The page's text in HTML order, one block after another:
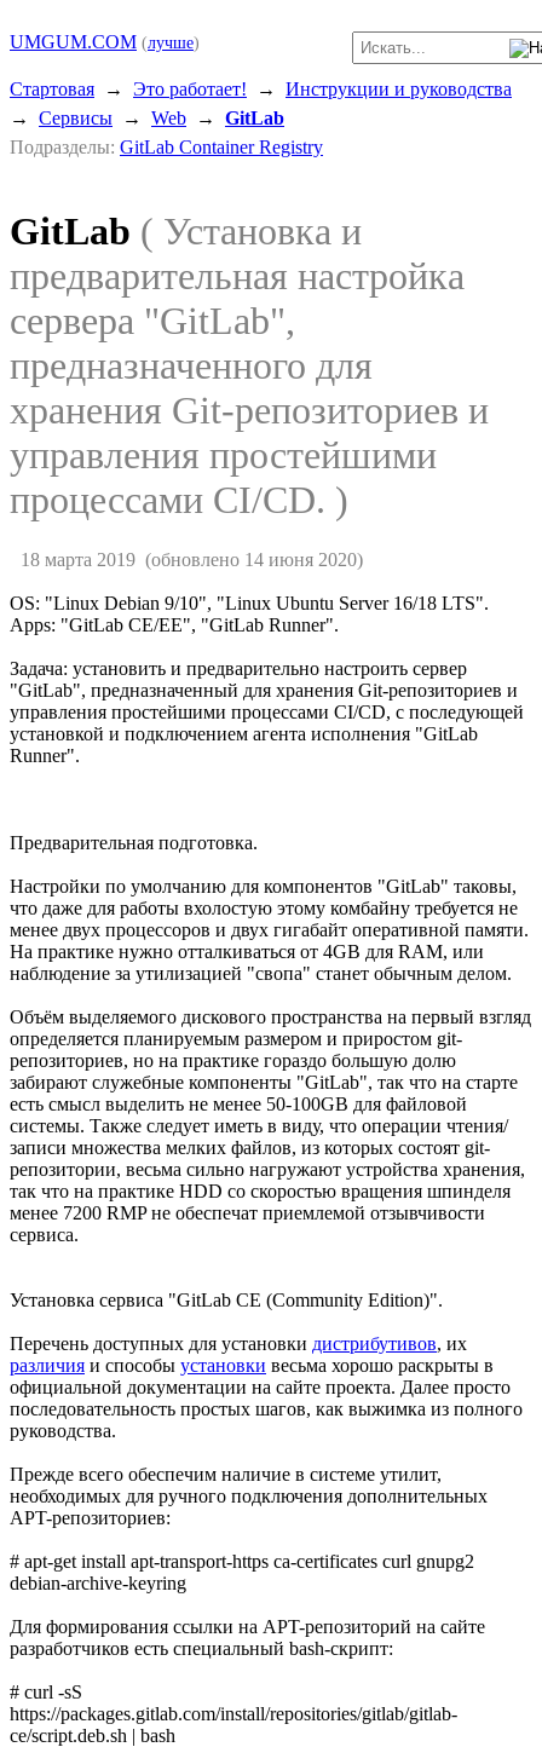
UMGUM.COM (лучше)
Стартовая → Это работает! → Инструкции и руководства
→ Сервисы → Web → GitLab
Подразделы: GitLab Container Registry
GitLab ( Установка и
предварительная настройка
сервера "GitLab",
предназначенного для
хранения Git-репозиториев и
управления простейшими
процессами CI/CD. )
18 марта 2019(обновлено 14 июня 2020)
OS: "Linux Debian 9/10", "Linux Ubuntu Server 16/18 LTS".
Apps: "GitLab CE/EE", "GitLab Runner".
Задача: установить и предварительно настроить сервер
"GitLab", предназначенный для хранения Git-репозиториев и
управления простейшими процессами CI/CD, с последующей
установкой и подключением агента исполнения "GitLab
Runner".
Предварительная подготовка.
Настройки по умолчанию для компонентов "GitLab" таковы,
что даже для работы вхолостую этому комбайну требуется не
менее двух процессоров и двух гигабайт оперативной памяти.
На практике нужно отталкиваться от 4GB для RAM, или
наблюдение за утилизацией "свопа" станет обычным делом.
Объём выделяемого дискового пространства на первый взгляд
определяется планируемым размером и приростом git-
репозиториев, но на практике гораздо большую долю
забирают служебные компоненты "GitLab", так что на старте
есть смысл выделить не менее 50-100GB для файловой
системы. Также следует иметь в виду, что операции чтения/
записи множества мелких файлов, из которых состоят git-
репозитории, весьма сильно нагружают устройства хранения,
так что на практике HDD со скоростью вращения шпинделя
менее 7200 RMP не обеспечат приемлемой отзывчивости
сервиса.
Установка сервиса "GitLab CE (Community Edition)".
Перечень доступных для установки дистрибутивов, их
различия и способы установки весьма хорошо раскрыты в
официальной документации на сайте проекта. Далее просто
последовательность простых шагов, как выжимка из полного
руководства.
Прежде всего обеспечим наличие в системе утилит,
необходимых для ручного подключения дополнительных
APT-репозиториев:
# apt-get install apt-transport-https ca-certificates curl gnupg2
debian-archive-keyring
Для формирования ссылки на APT-репозиторий на сайте
разработчиков есть специальный bash-скрипт:
# curl -sS
https://packages.gitlab.com/install/repositories/gitlab/gitlab-
ce/script.deb.sh | bash